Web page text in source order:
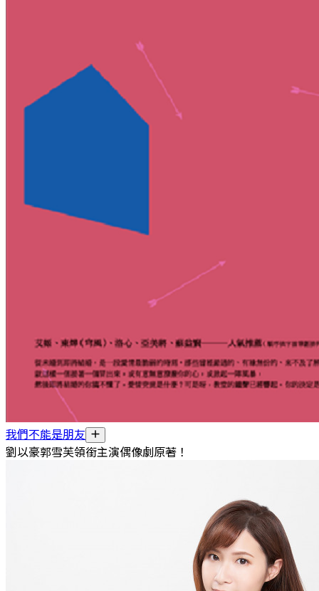
我們不能是朋友
劉以豪郭雪芙領銜主演偶像劇原著！